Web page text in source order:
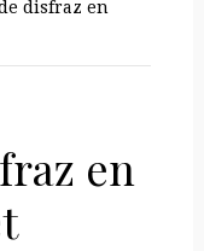
disfraz en
en